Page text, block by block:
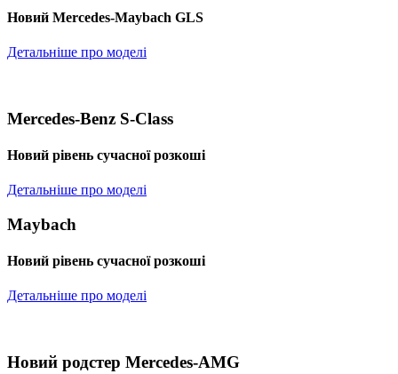
Новий Mercedes-Maybach GLS
Детальніше про моделі
Mercedes-Benz S-Class
Новий рівень сучасної розкоші
Детальніше про моделі
Maybach
Новий рівень сучасної розкоші
Детальніше про моделі
Новий родстер Mercedes-AMG